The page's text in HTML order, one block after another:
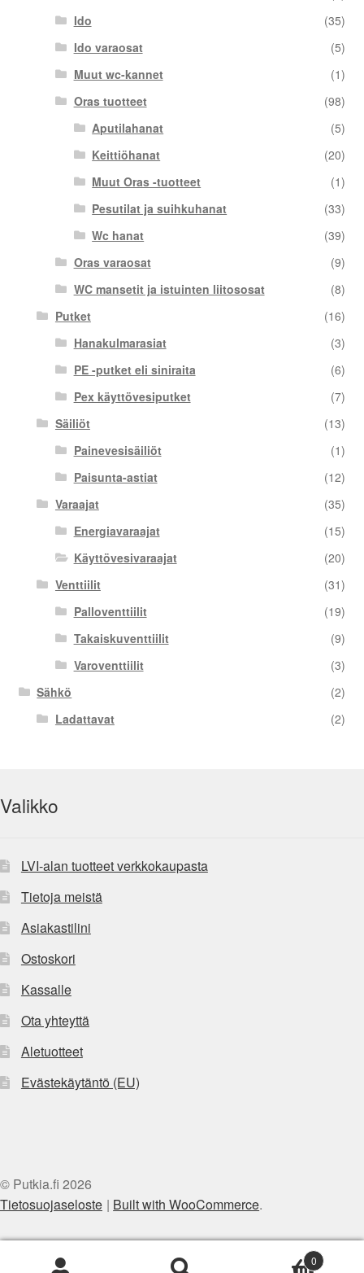
Ido
(35)
Ido varaosat
(5)
Muut wc-kannet
(1)
Oras tuotteet
(98)
Aputilahanat
(5)
Keittiöhanat
(20)
Muut Oras -tuotteet
(1)
Pesutilat ja suihkuhanat
(33)
Wc hanat
(39)
Oras varaosat
(9)
WC mansetit ja istuinten liitososat
(8)
Putket
(16)
Hanakulmarasiat
(3)
PE -putket eli siniraita
(6)
Pex käyttövesiputket
(7)
Säiliöt
(13)
Painevesisäiliöt
(1)
Paisunta-astiat
(12)
Varaajat
(35)
Energiavaraajat
(15)
Käyttövesivaraajat
(20)
Venttiilit
(31)
Palloventtiilit
(19)
Takaiskuventtiilit
(9)
Varoventtiilit
(3)
Sähkö
(2)
Ladattavat
(2)
Valikko
LVI-alan tuotteet verkkokaupasta
Tietoja meistä
Asiakastilini
Ostoskori
Kassalle
Ota yhteyttä
Aletuotteet
Evästekäytäntö (EU)
© Putkia.fi 2026
Tietosuojaseloste
Built with WooCommerce.
0